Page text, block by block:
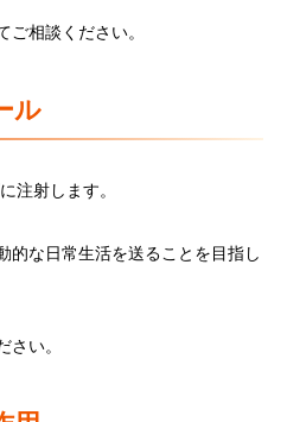
相談ください。
ル
注射します。
的な日常生活を送ることを目指し
さい。